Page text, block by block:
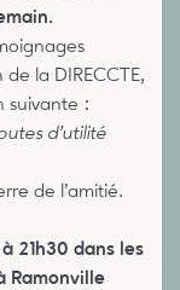
la DIRECCTE,
suivante :
d’utilité
de l’amitié.
21h30 dans les
Ramonville